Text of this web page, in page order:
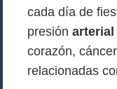
cada día de
presión arterial
corazón,
relacionadas